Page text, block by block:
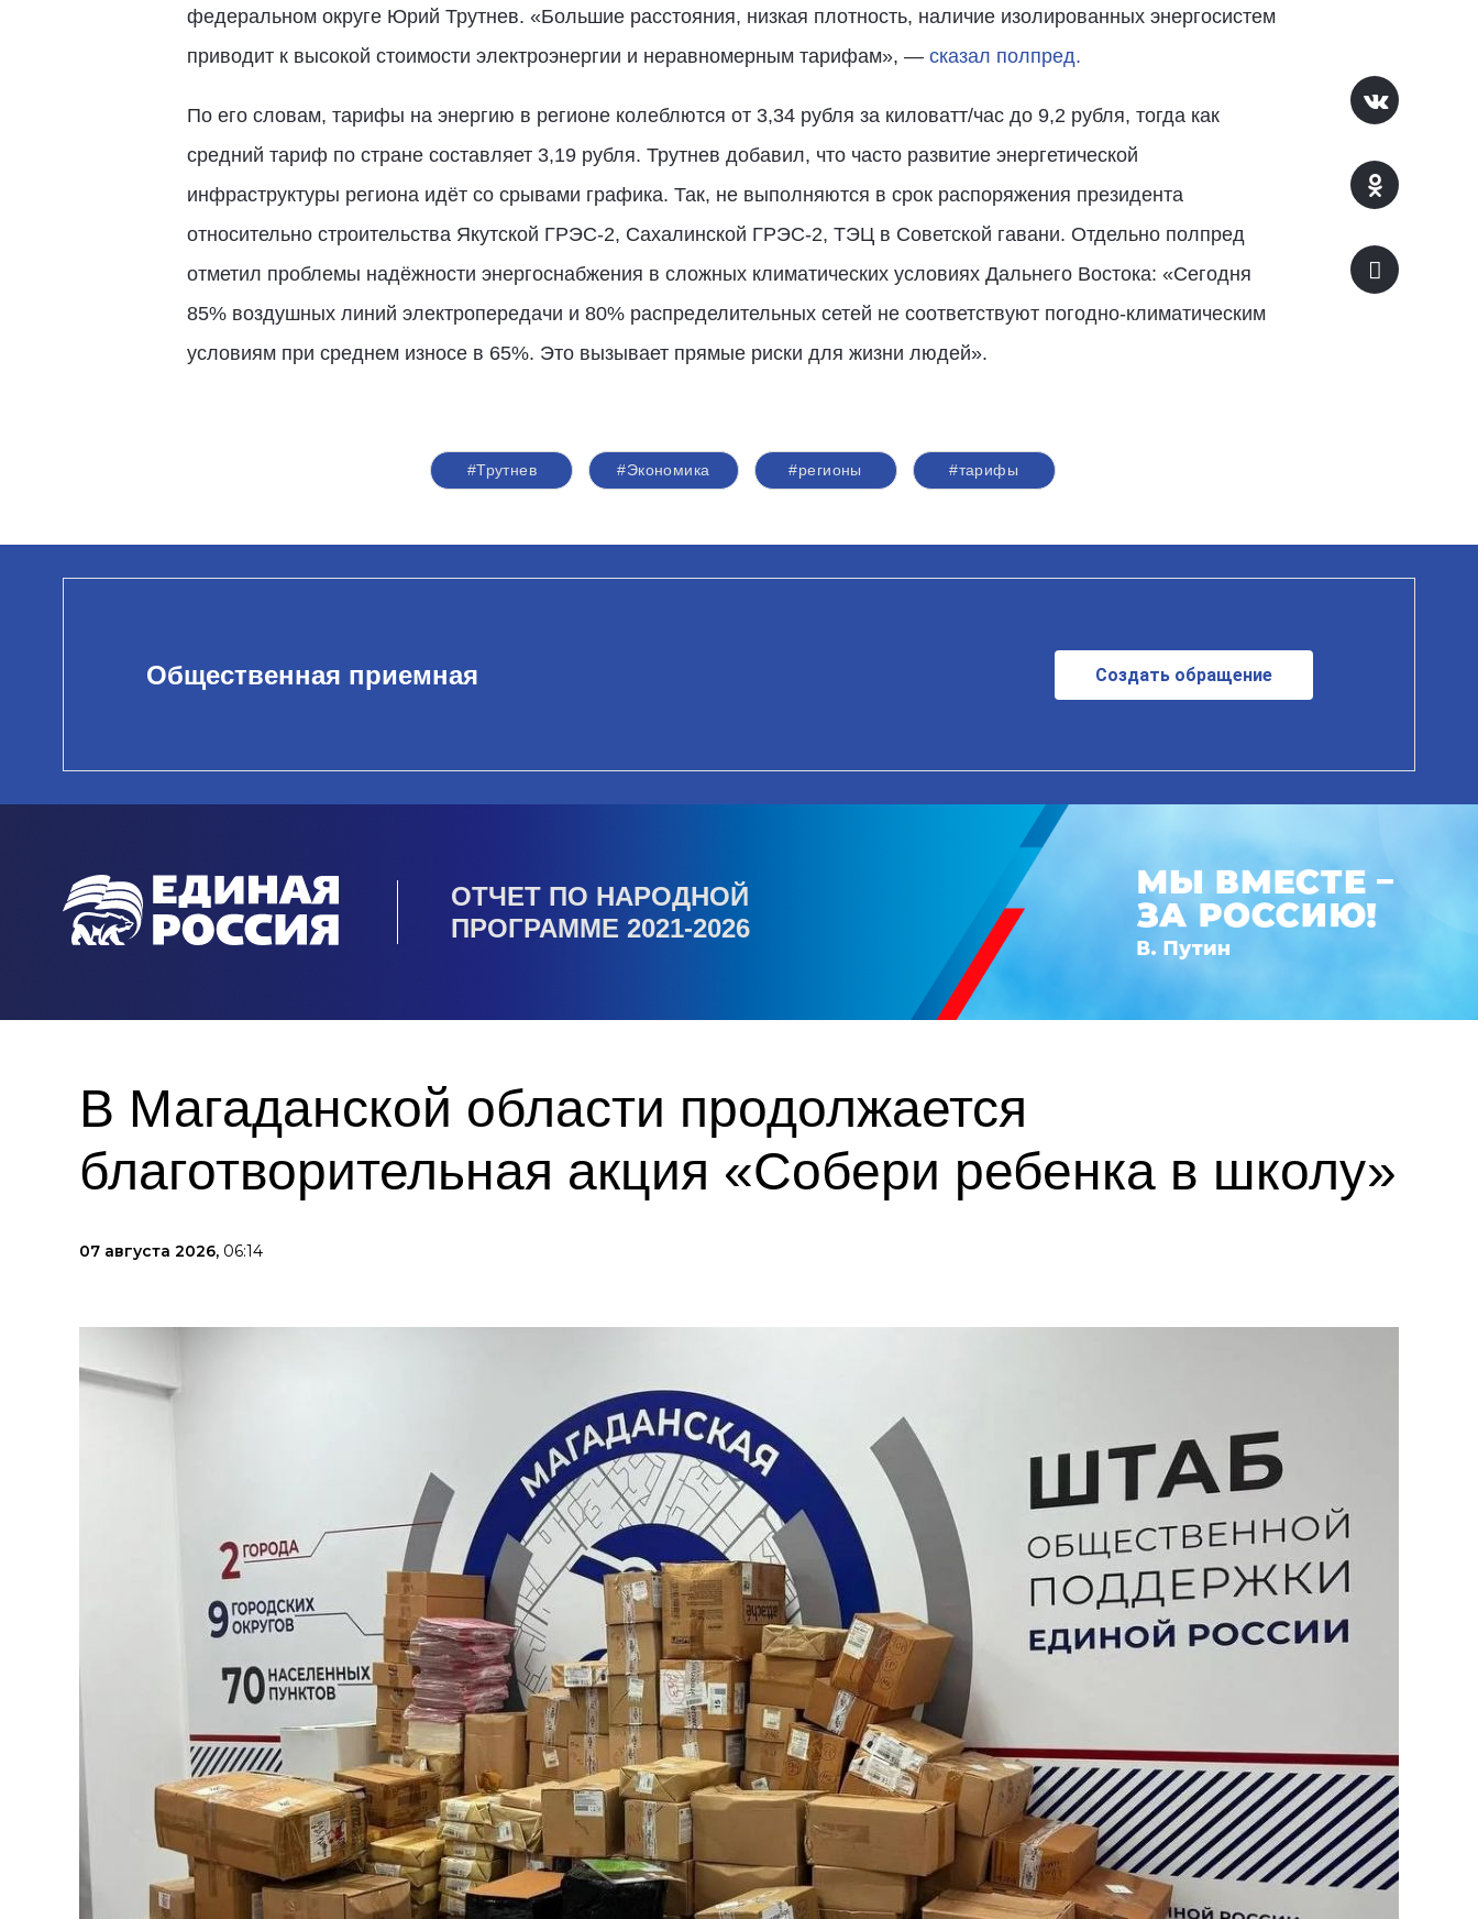
федеральном округе Юрий Трутнев. «Большие расстояния, низкая плотность, наличие изолированных энергосистем
приводит к высокой стоимости электроэнергии и неравномерным тарифам», — сказал полпред.
По его словам, тарифы на энергию в регионе колеблются от 3,34 рубля за киловатт/час до 9,2 рубля, тогда как
средний тариф по стране составляет 3,19 рубля. Трутнев добавил, что часто развитие энергетической
инфраструктуры региона идёт со срывами графика. Так, не выполняются в срок распоряжения президента
относительно строительства Якутской ГРЭС-2, Сахалинской ГРЭС-2, ТЭЦ в Советской гавани. Отдельно полпред
отметил проблемы надёжности энергоснабжения в сложных климатических условиях Дальнего Востока: «Сегодня
85% воздушных линий электропередачи и 80% распределительных сетей не соответствуют погодно-климатическим
условиям при среднем износе в 65%. Это вызывает прямые риски для жизни людей».
#Трутнев #Экономика #регионы #тарифы
Общественная приемная Создать обращение
ОТЧЕТ ПО НАРОДНОЙ
ПРОГРАММЕ 2021-2026
В Магаданской области продолжается
благотворительная акция «Собери ребенка в школу»
07 августа 2026, 06:14